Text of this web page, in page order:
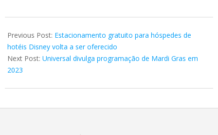
01-
16
Previous Post: Estacionamento gratuito para hóspedes de
hotéis Disney volta a ser oferecido
Next Post: Universal divulga programação de Mardi Gras em
2023